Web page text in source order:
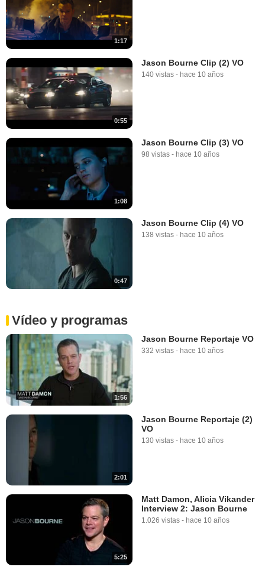
1:17
0:55
Jason Bourne Clip (2) VO
140 vistas - hace 10 años
1:08
Jason Bourne Clip (3) VO
98 vistas - hace 10 años
0:47
Jason Bourne Clip (4) VO
138 vistas - hace 10 años
Vídeo y programas
1:56
Jason Bourne Reportaje VO
332 vistas - hace 10 años
2:01
Jason Bourne Reportaje (2)
VO
130 vistas - hace 10 años
5:25
Matt Damon, Alicia Vikander
Interview 2: Jason Bourne
1.026 vistas - hace 10 años